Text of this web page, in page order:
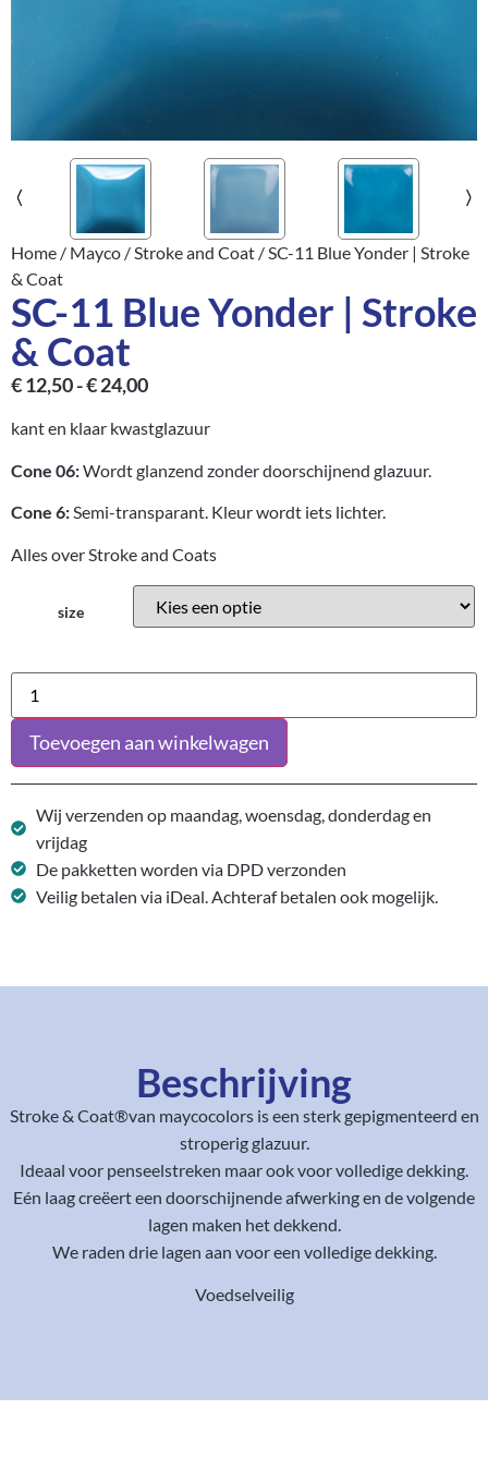
Home / Mayco /Stroke and Coat / SC-11 Blue Yonder | Stroke
& Coat
SC-11 Blue Yonder | Stroke
& Coat
€12,50-€24,00
kant en klaar kwastglazuur
Cone 06:Wordt glanzend zonder doorschijnend glazuur.
Cone 6:Semi-transparant. Kleur wordt iets lichter.
Alles over Stroke and Coats
size
Toevoegen aan winkelwagen
Wij verzenden op maandag, woensdag, donderdag en
vrijdag
De pakketten worden via DPD verzonden
Veilig betalen via iDeal. Achteraf betalen ook mogelijk.
Beschrijving
Stroke & Coat®van maycocolors is een sterk gepigmenteerd en
stroperig glazuur.
Ideaal voor penseelstreken maar ook voor volledige dekking.
Eén laag creëert een doorschijnende afwerking en de volgende
lagen maken het dekkend.
We raden drie lagen aan voor een volledige dekking.
Voedselveilig